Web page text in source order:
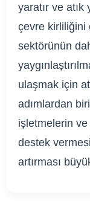
yaratır ve
çevre kirliliğini
sektörünün
ulaşmak için
adımlardan
işletmelerin ve
destek
artırması